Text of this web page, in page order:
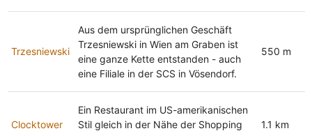
Trzesniewski
Aus dem ursprünglichen Geschäft
Trzesniewski in Wien am Graben ist
eine ganze Kette entstanden - auch
eine Filiale in der SCS in Vösendorf.
550 m
Clocktower
Ein Restaurant im US-amerikanischen
Stil gleich in der Nähe der Shopping
1.1 km